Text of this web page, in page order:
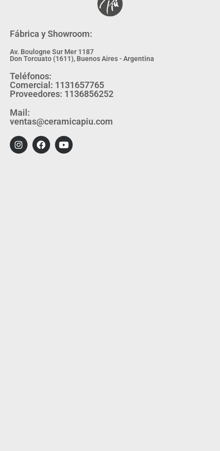
Fábrica y Showroom:
Av. Boulogne Sur Mer 1187
Don Torcuato (1611), Buenos Aires - Argentina
Teléfonos:
Comercial: 1131657765
Proveedores: 1136856252
Mail:
ventas@ceramicapiu.com